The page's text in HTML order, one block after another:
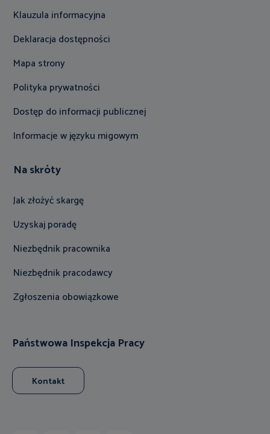
Klauzula informacyjna
Deklaracja dostępności
Mapa strony
Polityka prywatności
Dostęp do informacji publicznej
Informacje w języku migowym
Na skróty
Jak złożyć skargę
Uzyskaj poradę
Niezbędnik pracownika
Niezbędnik pracodawcy
Zgłoszenia obowiązkowe
Państwowa Inspekcja Pracy
Kontakt